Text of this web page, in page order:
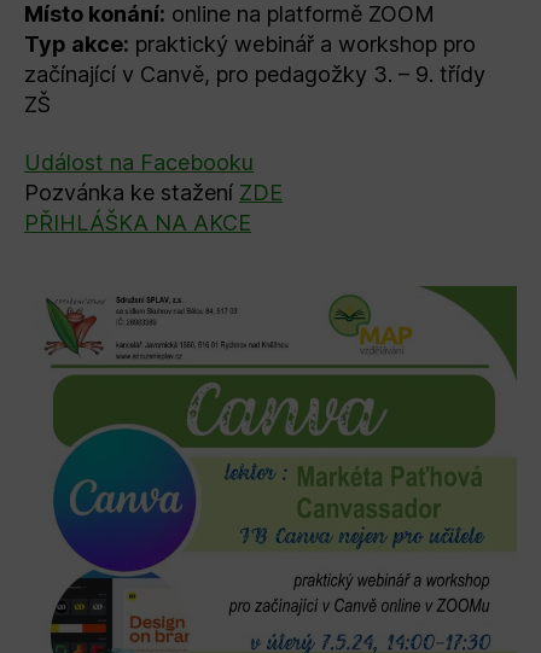
Místo konání: online na platformě ZOOM
Typ akce: praktický webinář a workshop pro
začínající v Canvě, pro pedagožky 3. – 9. třídy
ZŠ
Událost na Facebooku
Pozvánka ke stažení ZDE
PŘIHLÁŠKA NA AKCE